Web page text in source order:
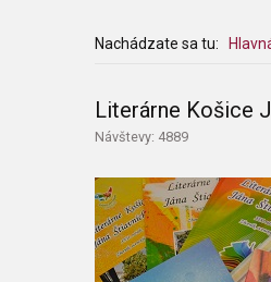
Nachádzate sa tu:
Literárne Košice
Návštevy: 4889